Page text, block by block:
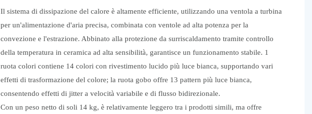
Il sistema di dissipazione del calore è altamente efficiente, utilizzando una ventola a turbina
per un'alimentazione d'aria precisa, combinata con ventole ad alta potenza per la
convezione e l'estrazione. Abbinato alla protezione da surriscaldamento tramite controllo
della temperatura in ceramica ad alta sensibilità, garantisce un funzionamento stabile. 1
ruota colori contiene 14 colori con rivestimento lucido più luce bianca, supportando vari
effetti di trasformazione del colore; la ruota gobo offre 13 pattern più luce bianca,
consentendo effetti di jitter a velocità variabile e di flusso bidirezionale.
Con un peso netto di soli 14 kg, è relativamente leggero tra i prodotti simili, ma offre